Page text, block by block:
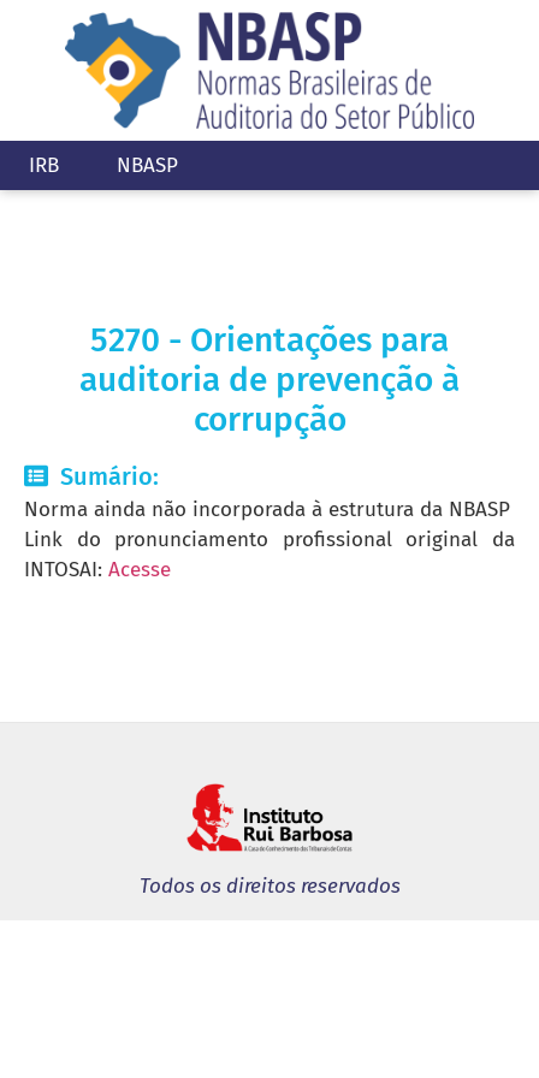
IRB NBASP
5270 - Orientações para
auditoria de prevenção à
corrupção
Sumário:
Norma ainda não incorporada à estrutura da NBASP
Link do pronunciamento profissional original da
INTOSAI: Acesse
Todos os direitos reservados